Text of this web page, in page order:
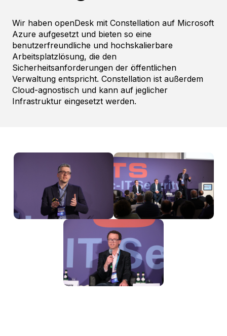
Wir haben openDesk mit Constellation auf Microsoft
Azure aufgesetzt und bieten so eine
benutzerfreundliche und hochskalierbare
Arbeitsplatzlösung, die den
Sicherheitsanforderungen der öffentlichen
Verwaltung entspricht. Constellation ist außerdem
Cloud-agnostisch und kann auf jeglicher
Infrastruktur eingesetzt werden.